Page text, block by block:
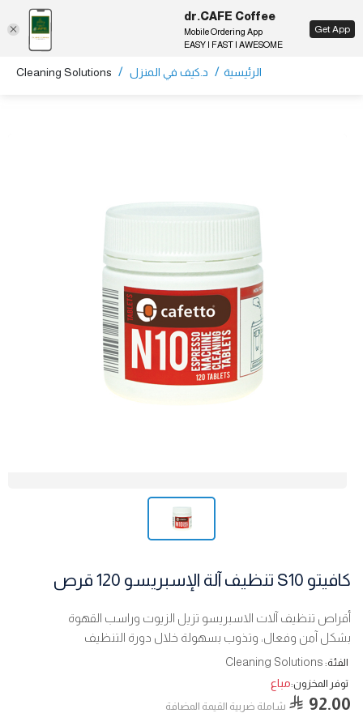
EN
الرئيسية / د.كيف في المنزل /
Cleaning Solutions
كافيتو S10 تنظيف آلة الإسبريسو 120 قرص
أقراص تنظيف آلات الاسبريسو تزيل الزيوت وراسب القهوة
بشكل آمن وفعال، وتذوب بسهولة خلال دورة التنظيف
الفئة: Cleaning Solutions
توفر المخزون:مباع
92.00 شاملة ضربية القيمة المضافة
dr.CAFE Coffee
Mobile Ordering App
EASY | FAST | AWESOME
Get App